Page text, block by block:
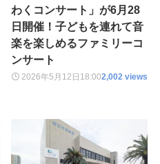
わくコンサート」が6月28
日開催！子どもを連れて音
楽を楽しめるファミリーコ
ンサート
2026年5月12日 18:002,002 views